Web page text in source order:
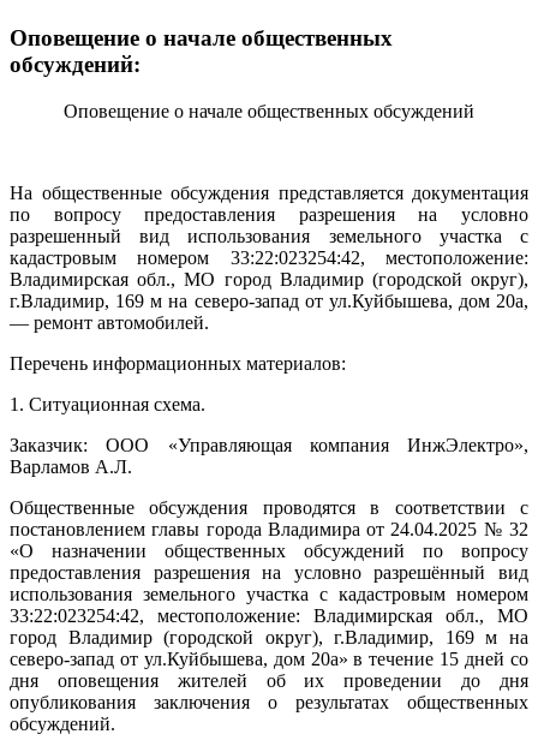
Оповещение о начале общественных
обсуждений:
Оповещение о начале общественных обсуждений
На общественные обсуждения представляется документация
по вопросу предоставления разрешения на условно
разрешенный вид использования земельного участка с
кадастровым номером 33:22:023254:42, местоположение:
Владимирская обл., МО город Владимир (городской округ),
г.Владимир, 169 м на северо-запад от ул.Куйбышева, дом 20а,
— ремонт автомобилей.
Перечень информационных материалов:
1. Ситуационная схема.
Заказчик: ООО «Управляющая компания ИнжЭлектро»,
Варламов А.Л.
Общественные обсуждения проводятся в соответствии с
постановлением главы города Владимира от 24.04.2025 № 32
«О назначении общественных обсуждений по вопросу
предоставления разрешения на условно разрешённый вид
использования земельного участка с кадастровым номером
33:22:023254:42, местоположение: Владимирская обл., МО
город Владимир (городской округ), г.Владимир, 169 м на
северо-запад от ул.Куйбышева, дом 20а» в течение 15 дней со
дня оповещения жителей об их проведении до дня
опубликования заключения о результатах общественных
обсуждений.